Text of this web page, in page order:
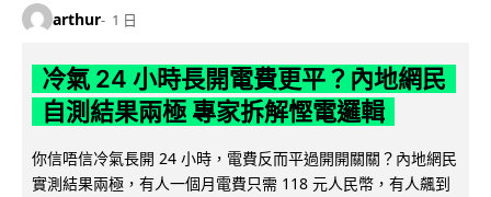
arthur 1 日
冷氣 24 小時長開電費更平？內地網民
自測結果兩極 專家拆解慳電邏輯
你信唔信冷氣長開 24 小時，電費反而平過開開關關？內地網民
實測結果兩極，有人一個月電費只需 118 元人民幣，有人飆到